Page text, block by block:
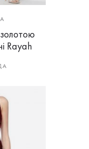
золотою
Rayah